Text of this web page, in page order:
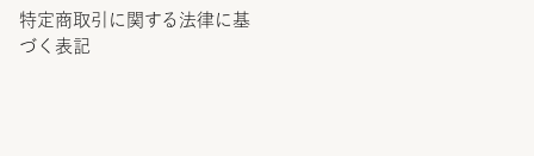
特定商取引に関する法律に 基
づく表記